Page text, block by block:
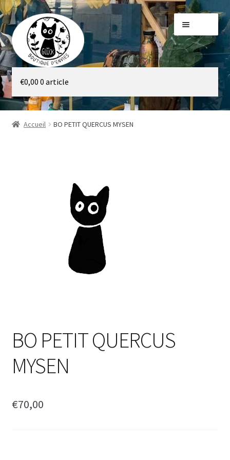
Aller
à
la
navigation
Aller
au
contenu
Galerie
Boutique
€0,00 0 article
Accueil BO PETIT QUERCUS MYSEN
BO PETIT QUERCUS
MYSEN
€70,00